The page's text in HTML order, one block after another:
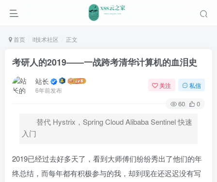
首页 it技术社区 正文
考研人的2019——一战跨考清华计算机的血泪史
站长
6年前发布
关注 私信
60 0
替代 Hystrix，Spring Cloud Alibaba Sentinel 快速
入门
2019已经过去好多天了，看到大师傅们纷纷秀出了他们的年
终总结，而每年都有积极参与的我，却到现在还迟迟没有写